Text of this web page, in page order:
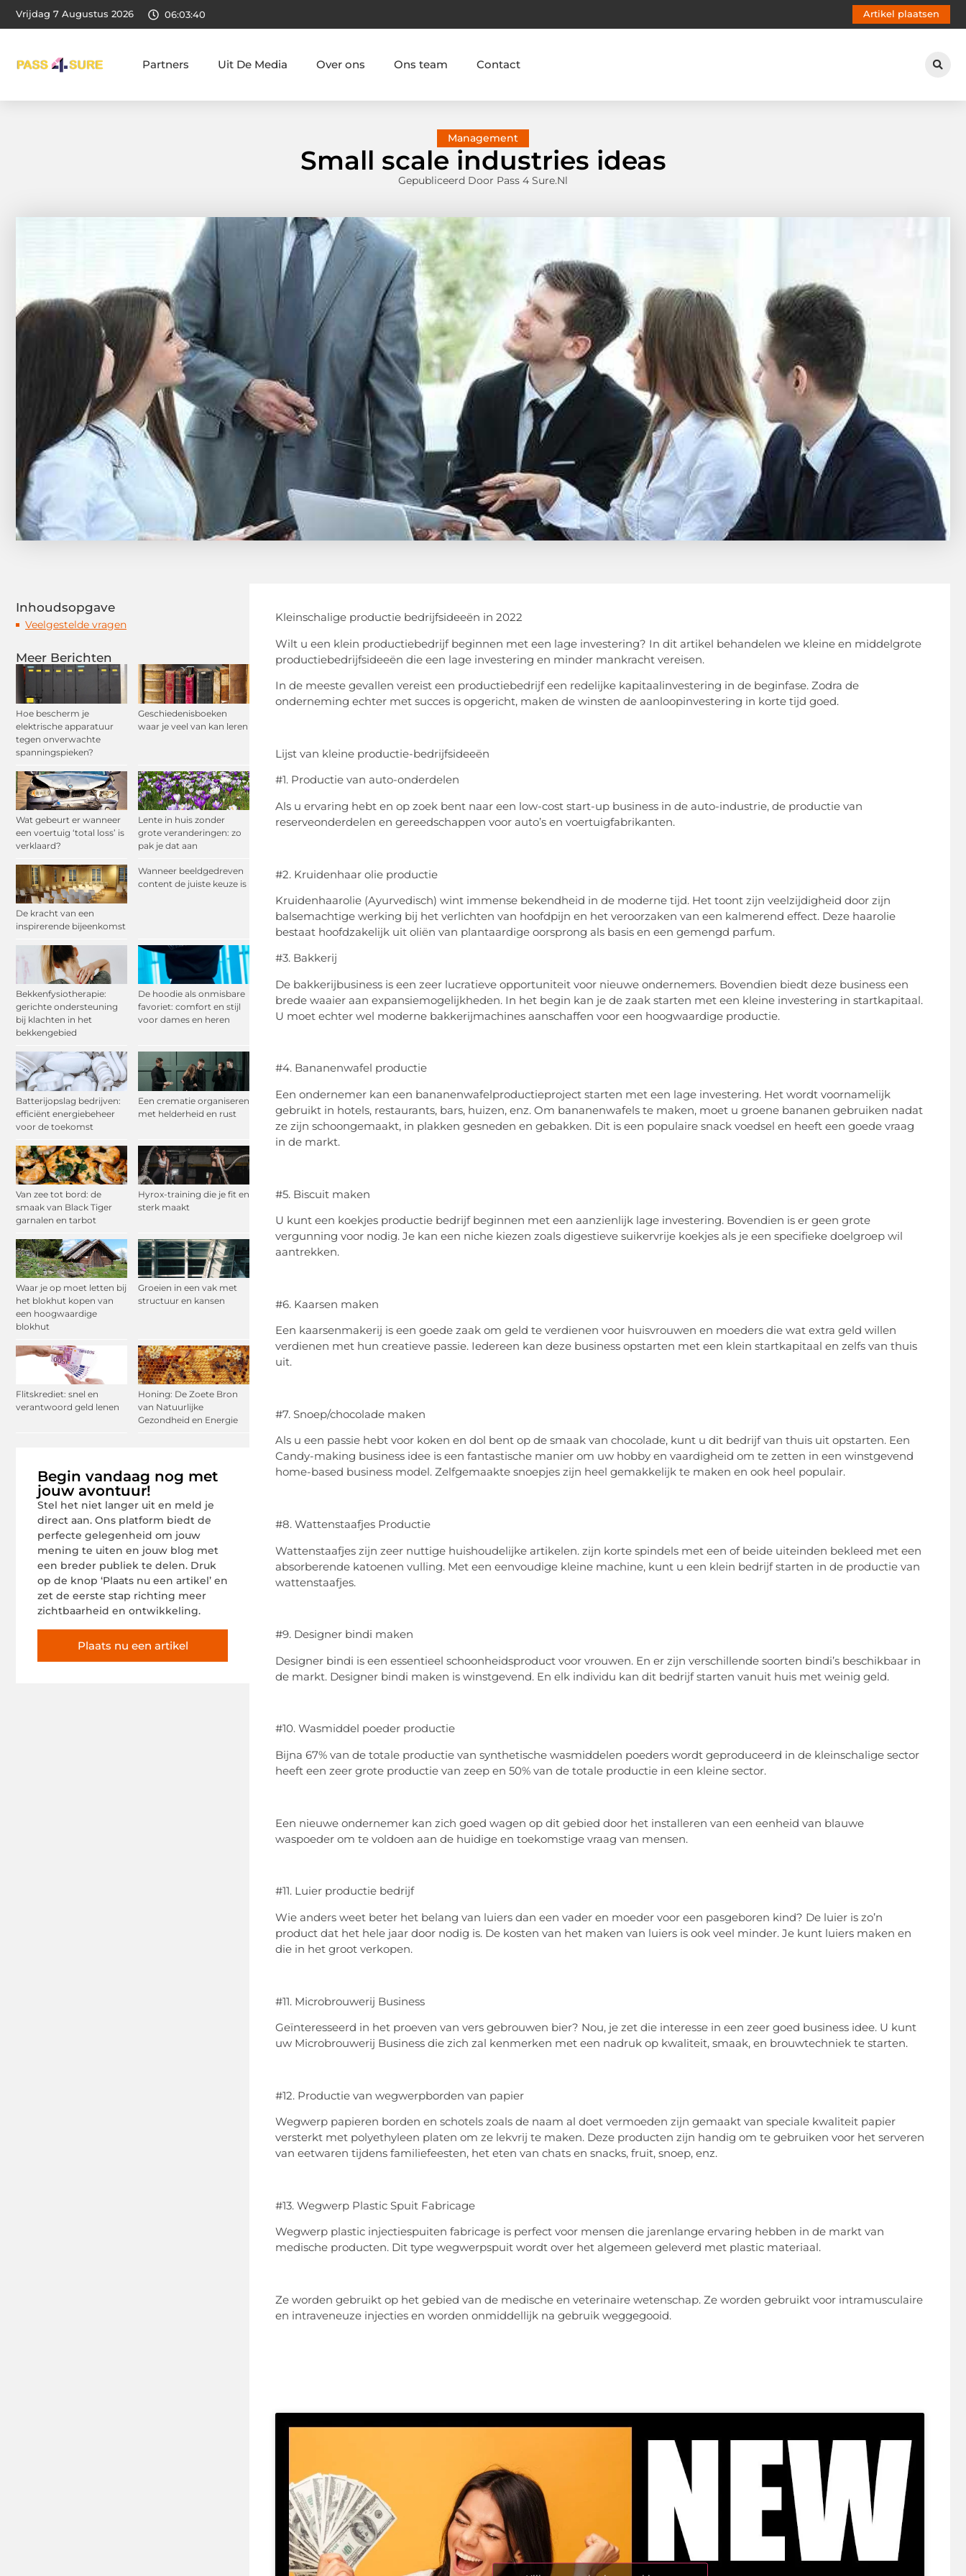
Vrijdag 7 Augustus 2026 06:03:41 Artikel plaatsen
Partners Uit De Media Over ons Ons team Contact
Management
Small scale industries ideas
Gepubliceerd Door Pass 4 Sure.nl
Inhoudsopgave
Veelgestelde vragen
Meer Berichten
Hoe bescherm je
elektrische apparatuur
tegen onverwachte
spanningspieken?
Geschiedenisboeken
waar je veel van kan leren
Wat gebeurt er wanneer
een voertuig ‘total loss’ is
verklaard?
Lente in huis zonder
grote veranderingen: zo
pak je dat aan
De kracht van een
inspirerende bijeenkomst
Wanneer beeldgedreven
content de juiste keuze is
Bekkenfysiotherapie:
gerichte ondersteuning
bij klachten in het
bekkengebied
De hoodie als onmisbare
favoriet: comfort en stijl
voor dames en heren
Batterijopslag bedrijven:
efficiënt energiebeheer
voor de toekomst
Een crematie organiseren
met helderheid en rust
Van zee tot bord: de
smaak van Black Tiger
garnalen en tarbot
Hyrox-training die je fit en
sterk maakt
Waar je op moet letten bij
het blokhut kopen van
een hoogwaardige
blokhut
Groeien in een vak met
structuur en kansen
Flitskrediet: snel en
verantwoord geld lenen
Honing: De Zoete Bron
van Natuurlijke
Gezondheid en Energie
Begin vandaag nog met
jouw avontuur!
Stel het niet langer uit en meld je
direct aan. Ons platform biedt de
perfecte gelegenheid om jouw
mening te uiten en jouw blog met
een breder publiek te delen. Druk
op de knop ‘Plaats nu een artikel’ en
zet de eerste stap richting meer
zichtbaarheid en ontwikkeling.
Plaats nu een artikel
Kleinschalige productie bedrijfsideeën in 2022
Wilt u een klein productiebedrijf beginnen met een lage investering? In dit artikel behandelen we kleine en middelgrote
productiebedrijfsideeën die een lage investering en minder mankracht vereisen.
In de meeste gevallen vereist een productiebedrijf een redelijke kapitaalinvestering in de beginfase. Zodra de
onderneming echter met succes is opgericht, maken de winsten de aanloopinvestering in korte tijd goed.
Lijst van kleine productie-bedrijfsideeën
#1. Productie van auto-onderdelen
Als u ervaring hebt en op zoek bent naar een low-cost start-up business in de auto-industrie, de productie van
reserveonderdelen en gereedschappen voor auto’s en voertuigfabrikanten.
#2. Kruidenhaar olie productie
Kruidenhaarolie (Ayurvedisch) wint immense bekendheid in de moderne tijd. Het toont zijn veelzijdigheid door zijn
balsemachtige werking bij het verlichten van hoofdpijn en het veroorzaken van een kalmerend effect. Deze haarolie
bestaat hoofdzakelijk uit oliën van plantaardige oorsprong als basis en een gemengd parfum.
#3. Bakkerij
De bakkerijbusiness is een zeer lucratieve opportuniteit voor nieuwe ondernemers. Bovendien biedt deze business een
brede waaier aan expansiemogelijkheden. In het begin kan je de zaak starten met een kleine investering in startkapitaal.
U moet echter wel moderne bakkerijmachines aanschaffen voor een hoogwaardige productie.
#4. Bananenwafel productie
Een ondernemer kan een bananenwafelproductieproject starten met een lage investering. Het wordt voornamelijk
gebruikt in hotels, restaurants, bars, huizen, enz. Om bananenwafels te maken, moet u groene bananen gebruiken nadat
ze zijn schoongemaakt, in plakken gesneden en gebakken. Dit is een populaire snack voedsel en heeft een goede vraag
in de markt.
#5. Biscuit maken
U kunt een koekjes productie bedrijf beginnen met een aanzienlijk lage investering. Bovendien is er geen grote
vergunning voor nodig. Je kan een niche kiezen zoals digestieve suikervrije koekjes als je een specifieke doelgroep wil
aantrekken.
#6. Kaarsen maken
Een kaarsenmakerij is een goede zaak om geld te verdienen voor huisvrouwen en moeders die wat extra geld willen
verdienen met hun creatieve passie. Iedereen kan deze business opstarten met een klein startkapitaal en zelfs van thuis
uit.
#7. Snoep/chocolade maken
Als u een passie hebt voor koken en dol bent op de smaak van chocolade, kunt u dit bedrijf van thuis uit opstarten. Een
Candy-making business idee is een fantastische manier om uw hobby en vaardigheid om te zetten in een winstgevend
home-based business model. Zelfgemaakte snoepjes zijn heel gemakkelijk te maken en ook heel populair.
#8. Wattenstaafjes Productie
Wattenstaafjes zijn zeer nuttige huishoudelijke artikelen. zijn korte spindels met een of beide uiteinden bekleed met een
absorberende katoenen vulling. Met een eenvoudige kleine machine, kunt u een klein bedrijf starten in de productie van
wattenstaafjes.
#9. Designer bindi maken
Designer bindi is een essentieel schoonheidsproduct voor vrouwen. En er zijn verschillende soorten bindi’s beschikbaar in
de markt. Designer bindi maken is winstgevend. En elk individu kan dit bedrijf starten vanuit huis met weinig geld.
#10. Wasmiddel poeder productie
Bijna 67% van de totale productie van synthetische wasmiddelen poeders wordt geproduceerd in de kleinschalige sector
heeft een zeer grote productie van zeep en 50% van de totale productie in een kleine sector.
Een nieuwe ondernemer kan zich goed wagen op dit gebied door het installeren van een eenheid van blauwe
waspoeder om te voldoen aan de huidige en toekomstige vraag van mensen.
#11. Luier productie bedrijf
Wie anders weet beter het belang van luiers dan een vader en moeder voor een pasgeboren kind? De luier is zo’n
product dat het hele jaar door nodig is. De kosten van het maken van luiers is ook veel minder. Je kunt luiers maken en
die in het groot verkopen.
#11. Microbrouwerij Business
Geïnteresseerd in het proeven van vers gebrouwen bier? Nou, je zet die interesse in een zeer goed business idee. U kunt
uw Microbrouwerij Business die zich zal kenmerken met een nadruk op kwaliteit, smaak, en brouwtechniek te starten.
#12. Productie van wegwerpborden van papier
Wegwerp papieren borden en schotels zoals de naam al doet vermoeden zijn gemaakt van speciale kwaliteit papier
versterkt met polyethyleen platen om ze lekvrij te maken. Deze producten zijn handig om te gebruiken voor het serveren
van eetwaren tijdens familiefeesten, het eten van chats en snacks, fruit, snoep, enz.
#13. Wegwerp Plastic Spuit Fabricage
Wegwerp plastic injectiespuiten fabricage is perfect voor mensen die jarenlange ervaring hebben in de markt van
medische producten. Dit type wegwerpspuit wordt over het algemeen geleverd met plastic materiaal.
Ze worden gebruikt op het gebied van de medische en veterinaire wetenschap. Ze worden gebruikt voor intramusculaire
en intraveneuze injecties en worden onmiddellijk na gebruik weggegooid.